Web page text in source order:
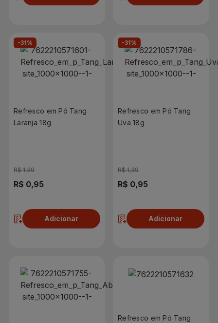
-31%
Refresco em Pó Tang
Laranja 18g
R$ 1,39
R$ 0,95
Adicionar
-31%
Refresco em Pó Tang
Uva 18g
R$ 1,39
R$ 0,95
Adicionar
Refresco em Pó Tang